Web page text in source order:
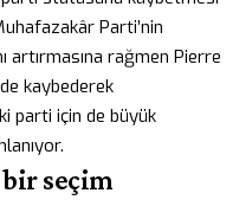
Parti’nin
artırmasına rağmen Pierre
kaybederek
parti için de büyük
seçim